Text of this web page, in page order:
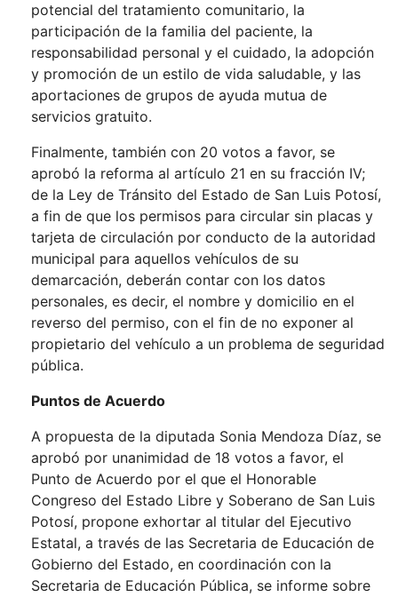
potencial del tratamiento comunitario, la
participación de la familia del paciente, la
responsabilidad personal y el cuidado, la adopción
y promoción de un estilo de vida saludable, y las
aportaciones de grupos de ayuda mutua de
servicios gratuito.
Finalmente, también con 20 votos a favor, se
aprobó la reforma al artículo 21 en su fracción IV;
de la Ley de Tránsito del Estado de San Luis Potosí,
a fin de que los permisos para circular sin placas y
tarjeta de circulación por conducto de la autoridad
municipal para aquellos vehículos de su
demarcación, deberán contar con los datos
personales, es decir, el nombre y domicilio en el
reverso del permiso, con el fin de no exponer al
propietario del vehículo a un problema de seguridad
pública.
Puntos de Acuerdo
A propuesta de la diputada Sonia Mendoza Díaz, se
aprobó por unanimidad de 18 votos a favor, el
Punto de Acuerdo por el que el Honorable
Congreso del Estado Libre y Soberano de San Luis
Potosí, propone exhortar al titular del Ejecutivo
Estatal, a través de las Secretaria de Educación de
Gobierno del Estado, en coordinación con la
Secretaria de Educación Pública, se informe sobre